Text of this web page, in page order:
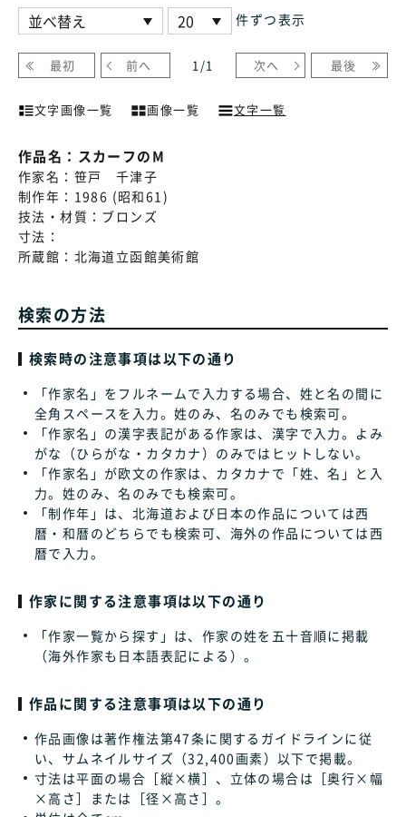
件ずつ表示
最初 前へ 1 /1 次へ 最後
文字画像一覧 画像一覧 文字一覧
作品名： スカーフのM
作家名： 笹戸 千津子
制作年： 1986 (昭和61)
技法・材質： ブロンズ
寸法：
所蔵館： 北海道立函館美術館
検索の方法
検索時の注意事項は以下の通り
「作家名」をフルネームで入力する場合、姓と名の間に
全角スペースを入力。姓のみ、名のみでも検索可。
「作家名」の漢字表記がある作家は、漢字で入力。よみ
がな（ひらがな・カタカナ）のみではヒットしない。
「作家名」が欧文の作家は、カタカナで「姓、名」と入
力。姓のみ、名のみでも検索可。
「制作年」は、北海道および日本の作品については西
暦・和暦のどちらでも検索可、海外の作品については西
暦で入力。
作家に関する注意事項は以下の通り
「作家一覧から探す」は、作家の姓を五十音順に掲載
（海外作家も日本語表記による）。
作品に関する注意事項は以下の通り
作品画像は著作権法第47条に関するガイドラインに従
い、サムネイルサイズ（32,400画素）以下で掲載。
寸法は平面の場合［縦×横］、立体の場合は［奥行×幅
×高さ］または［径×高さ］。